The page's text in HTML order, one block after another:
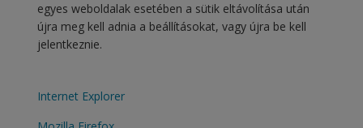
egyes weboldalak esetében a sütik eltávolítása után
újra meg kell adnia a beállításokat, vagy újra be kell
jelentkeznie.
Internet Explorer